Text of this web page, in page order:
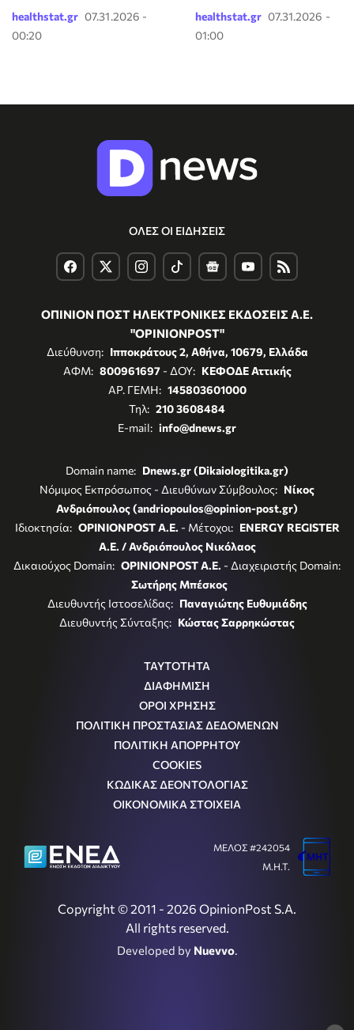
healthstat.gr 07.31.2026 -
00:20
healthstat.gr 07.31.2026 -
01:00
ΟΛΕΣ ΟΙ ΕΙΔΗΣΕΙΣ
ΟΠΙΝΙΟΝ ΠΟΣΤ ΗΛΕΚΤΡΟΝΙΚΕΣ ΕΚΔΟΣΕΙΣ Α.Ε.
"OPINIONPOST"
Διεύθυνση: Ιπποκράτους 2, Αθήνα, 10679, Ελλάδα
ΑΦΜ: 800961697- ΔΟΥ: ΚΕΦΟΔΕ Αττικής
ΑΡ. ΓΕΜΗ: 145803601000
Τηλ: 210 3608484
E-mail: info@dnews.gr
Domain name: Dnews.gr (Dikaiologitika.gr)
Νόμιμος Εκπρόσωπος - Διευθύνων Σύμβουλος: Νίκος
Ανδριόπουλος (andriopoulos@opinion-post.gr)
Ιδιοκτησία: OPINIONPOST A.E. - Μέτοχοι: ENERGY REGISTER
Α.Ε. / Ανδριόπουλος Νικόλαος
Δικαιούχος Domain: OPINIONPOST A.E. - Διαχειριστής Domain:
Σωτήρης Μπέσκος
Διευθυντής Ιστοσελίδας: Παναγιώτης Ευθυμιάδης
Διευθυντής Σύνταξης: Κώστας Σαρρηκώστας
ΤΑΥΤΟΤΗΤΑ
ΔΙΑΦΗΜΙΣΗ
ΟΡΟΙ ΧΡΗΣΗΣ
ΠΟΛΙΤΙΚΗ ΠΡΟΣΤΑΣΙΑΣ ΔΕΔΟΜΕΝΩΝ
ΠΟΛΙΤΙΚΗ ΑΠΟΡΡΗΤΟΥ
COOKIES
ΚΩΔΙΚΑΣ ΔΕΟΝΤΟΛΟΓΙΑΣ
ΟΙΚΟΝΟΜΙΚΑ ΣΤΟΙΧΕΙΑ
Copyright © 2011 - 2026 OpinionPost S.A.
All rights reserved.
Developed by Nuevvo.
ΜΕΛΟΣ #242054
Μ.Η.Τ.